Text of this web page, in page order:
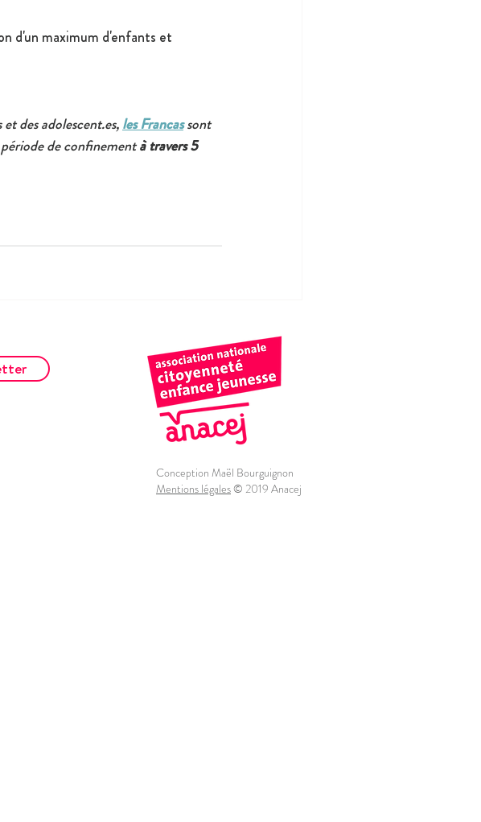
d'un maximum d'enfants et
des adolescent.es, les Francas sont
de confinement à travers 5
Conception Maël Bourguignon
Mentions légales© 2019 Anacej